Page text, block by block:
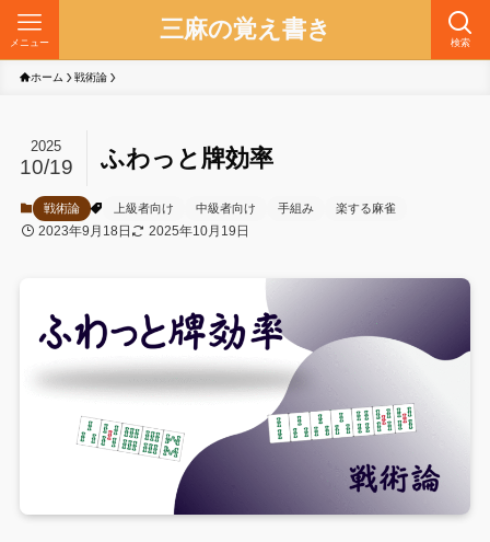
三麻の覚え書き 検索
メニュー
ホーム 戦術論
ふわっと牌効率
2025
10/19
戦術論 上級者向け 中級者向け 手組み 楽する麻雀
2023年9月18日 2025年10月19日